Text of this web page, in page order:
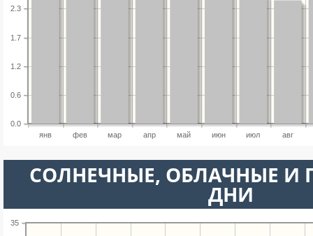
янв фев мар апр май июн июл авг
0.0
0.6
1.2
1.7
2.3
CОЛНЕЧНЫЕ, ОБЛАЧНЫЕ И
ДНИ
35